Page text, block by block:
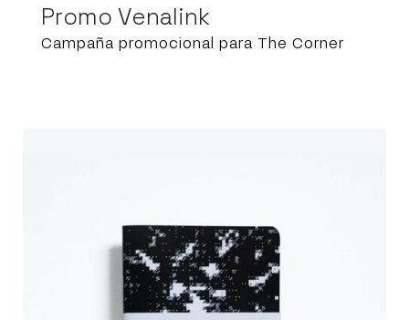
Promo Venalink
Campaña promocional para The Corner